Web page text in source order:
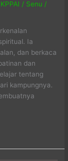
/ Senu /
Ia
dan berkaca
dan
tentang
kampungnya.